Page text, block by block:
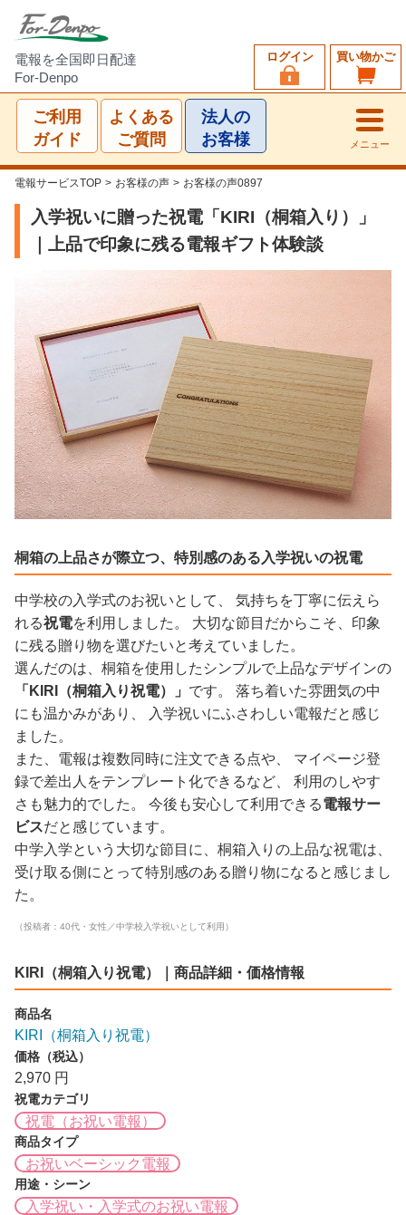
電報を全国即日配達
For-Denpo
買い物かご
ログイン
ご利用
ガイド
よくある
ご質問
法人の
お客様
メニュー
電報サービスTOP > お客様の声 > お客様の声0897
入学祝いに贈った祝電「KIRI（桐箱入り）」
｜上品で印象に残る電報ギフト体験談
桐箱の上品さが際立つ、特別感のある入学祝いの祝電
中学校の入学式のお祝いとして、 気持ちを丁寧に伝えら
れる祝電を利用しました。 大切な節目だからこそ、印象
に残る贈り物を選びたいと考えていました。
選んだのは、桐箱を使用したシンプルで上品なデザインの
「KIRI（桐箱入り祝電）」 です。 落ち着いた雰囲気の中
にも温かみがあり、 入学祝いにふさわしい電報だと感じ
ました。
また、電報は複数同時に注文できる点や、 マイページ登
録で差出人をテンプレート化できるなど、 利用のしやす
さも魅力的でした。 今後も安心して利用できる電報サー
ビスだと感じています。
中学入学という大切な節目に、桐箱入りの上品な祝電は、
受け取る側にとって特別感のある贈り物になると感じまし
た。
（投稿者：40代・女性／中学校入学祝いとして利用）
KIRI（桐箱入り祝電）｜商品詳細・価格情報
商品名
KIRI（桐箱入り祝電）
価格（税込）
2,970 円
祝電カテゴリ
祝電（お祝い電報）
商品タイプ
お祝いベーシック電報
用途・シーン
入学祝い・入学式のお祝い電報